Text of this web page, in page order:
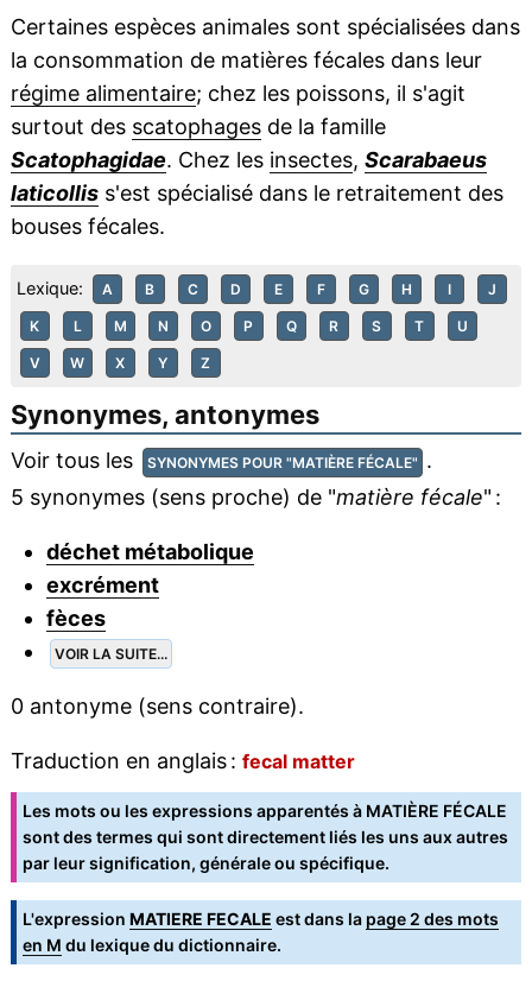
Certaines espèces animales sont spécialisées dans
la consommation de matières fécales dans leur
régime alimentaire; chez les poissons, il s'agit
surtout des scatophagesde la famille
Scatophagidae. Chez les insectes, Scarabaeus
laticolliss'est spécialisé dans le retraitement des
bouses fécales.
Lexique: A B C D E F G H I J
K L M N O P Q R S T U
V W X Y Z
Synonymes, antonymes
Voir tous les SYNONYMES POUR "MATIÈRE FÉCALE" .
5 synonymes (sens proche) de "matière fécale" :
déchet métabolique
excrément
fèces
VOIR LA SUITE...
0 antonyme (sens contraire).
Traduction en anglais : fecal matter
Les mots ou les expressions apparentés à MATIÈRE FÉCALE
sont des termes qui sont directement liés les uns aux autres
par leur signification, générale ou spécifique.
L'expression MATIERE FECALE est dans la page 2 des mots
en M du lexique du dictionnaire.